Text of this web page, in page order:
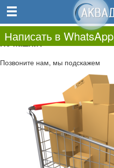
0.00
0
Не нашли?
Позвоните нам, мы подскажем
Написать в WhatsApp